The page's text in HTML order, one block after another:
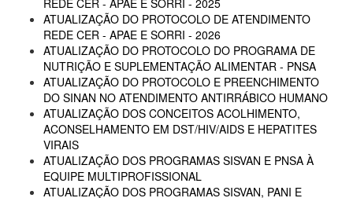
REDE CER - APAE E SORRI - 2025
ATUALIZAÇÃO DO PROTOCOLO DE ATENDIMENTO
REDE CER - APAE E SORRI - 2026
ATUALIZAÇÃO DO PROTOCOLO DO PROGRAMA DE
NUTRIÇÃO E SUPLEMENTAÇÃO ALIMENTAR - PNSA
ATUALIZAÇÃO DO PROTOCOLO E PREENCHIMENTO
DO SINAN NO ATENDIMENTO ANTIRRÁBICO HUMANO
ATUALIZAÇÃO DOS CONCEITOS ACOLHIMENTO,
ACONSELHAMENTO EM DST/HIV/AIDS E HEPATITES
VIRAIS
ATUALIZAÇÃO DOS PROGRAMAS SISVAN E PNSA À
EQUIPE MULTIPROFISSIONAL
ATUALIZAÇÃO DOS PROGRAMAS SISVAN, PANI E